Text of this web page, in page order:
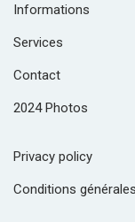
Informations
Services
Contact
2024 Photos
Privacy policy
Conditions générales